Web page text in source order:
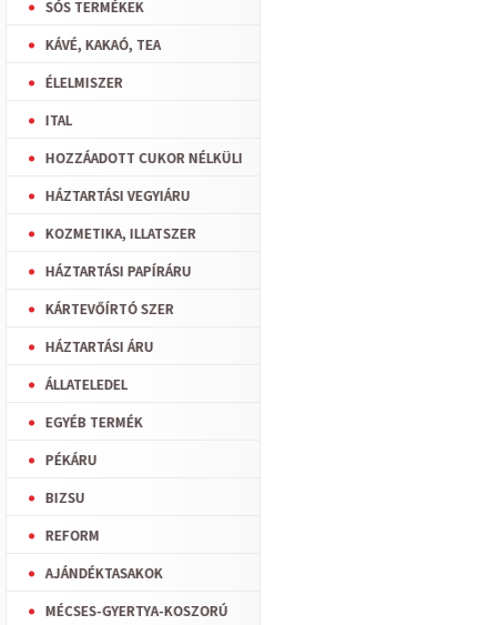
SÓS TERMÉKEK
KÁVÉ, KAKAÓ, TEA
ÉLELMISZER
ITAL
HOZZÁADOTT CUKOR NÉLKÜLI
HÁZTARTÁSI VEGYIÁRU
KOZMETIKA, ILLATSZER
HÁZTARTÁSI PAPÍRÁRU
KÁRTEVŐÍRTÓ SZER
HÁZTARTÁSI ÁRU
ÁLLATELEDEL
EGYÉB TERMÉK
PÉKÁRU
BIZSU
REFORM
AJÁNDÉKTASAKOK
MÉCSES-GYERTYA-KOSZORÚ